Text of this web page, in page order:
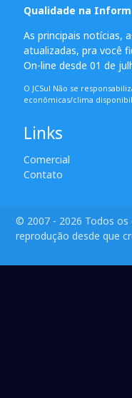
Qualidade na
As principais notícias,
atualizadas, pra você
On-line desde 01 de
O JCSul Não se
econômicas/clima
Links
Comercial
Contato
© 2007 - 2026 Todos
reprodução desde que